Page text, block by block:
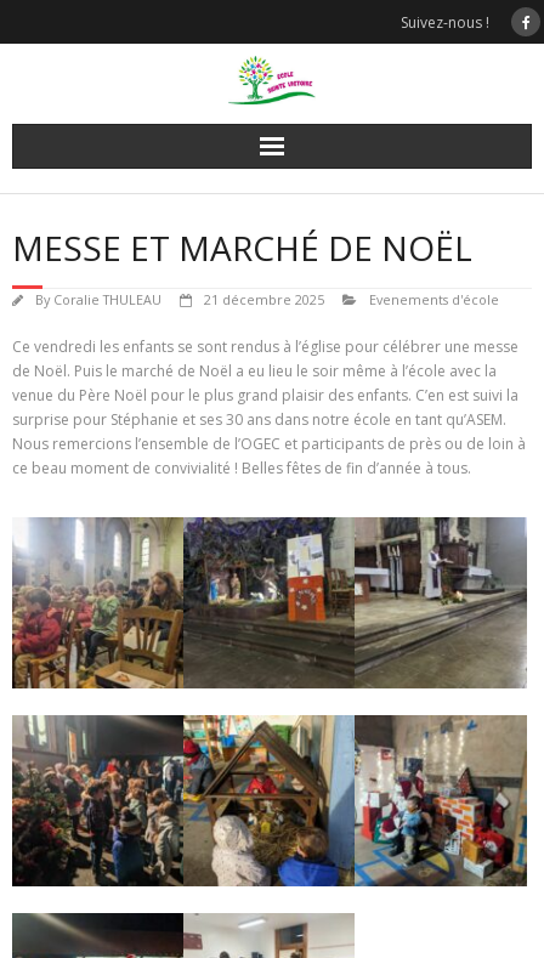
Suivez-nous !
MESSE ET MARCHÉ DE NOËL
By Coralie THULEAU 21 décembre 2025 Evenements d'école
Ce vendredi les enfants se sont rendus à l’église pour célébrer une messe
de Noël. Puis le marché de Noël a eu lieu le soir même à l’école avec la
venue du Père Noël pour le plus grand plaisir des enfants. C’en est suivi la
surprise pour Stéphanie et ses 30 ans dans notre école en tant qu’ASEM.
Nous remercions l’ensemble de l’OGEC et participants de près ou de loin à
ce beau moment de convivialité ! Belles fêtes de fin d’année à tous.